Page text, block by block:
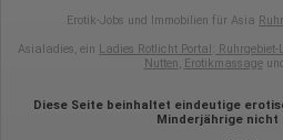
Erotik-Jobs und Immobilien für Asia
Asialadies, ein Ladies Rotlicht Portal Ruhrgebiet-
Nutten Erotikmassage
Diese Seite beinhaltet eindeutige
Minderjährige nicht